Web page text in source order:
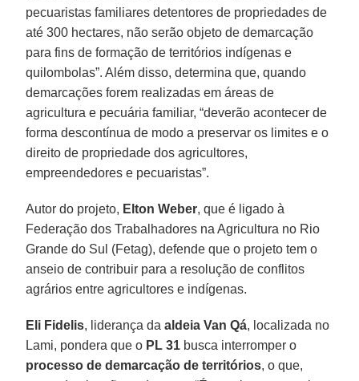
pecuaristas familiares detentores de propriedades de
até 300 hectares, não serão objeto de demarcação
para fins de formação de territórios indígenas e
quilombolas”. Além disso, determina que, quando
demarcações forem realizadas em áreas de
agricultura e pecuária familiar, “deverão acontecer de
forma descontínua de modo a preservar os limites e o
direito de propriedade dos agricultores,
empreendedores e pecuaristas”.
Autor do projeto, Elton Weber, que é ligado à
Federação dos Trabalhadores na Agricultura no Rio
Grande do Sul (Fetag), defende que o projeto tem o
anseio de contribuir para a resolução de conflitos
agrários entre agricultores e indígenas.
Eli Fidelis, liderança daaldeia Van Qá, localizada no
Lami, pondera que o PL 31 busca interromper o
processo de demarcação de territórios, o que,